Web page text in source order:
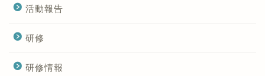
活動報告
研修
研修情報